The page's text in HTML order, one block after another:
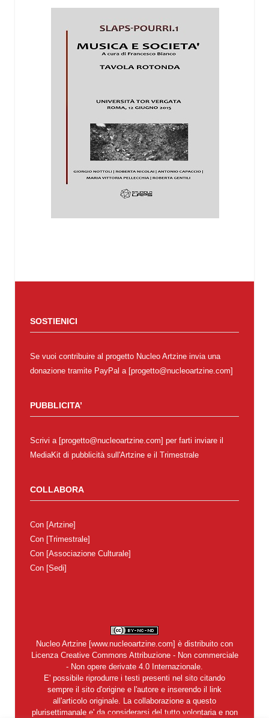
SOSTIENICI
Se vuoi contribuire al progetto Nucleo Artzine invia una
donazione tramite PayPal a [progetto@nucleoartzine.com]
PUBBLICITA’
Scrivi a [progetto@nucleoartzine.com] per farti inviare il
MediaKit di pubblicità sull'Artzine e il Trimestrale
COLLABORA
Con [Artzine]
Con [Trimestrale]
Con [Associazione Culturale]
Con [Sedi]
Nucleo Artzine [www.nucleoartzine.com] è distribuito con
Licenza Creative Commons Attribuzione - Non commerciale
- Non opere derivate 4.0 Internazionale
E' possibile riprodurre i testi presenti nel sito citando
sempre il sito d'origine e l'autore e inserendo il link
all'articolo originale. La collaborazione a questo
plurisettimanale e' da considerarsi del tutto volontaria e non